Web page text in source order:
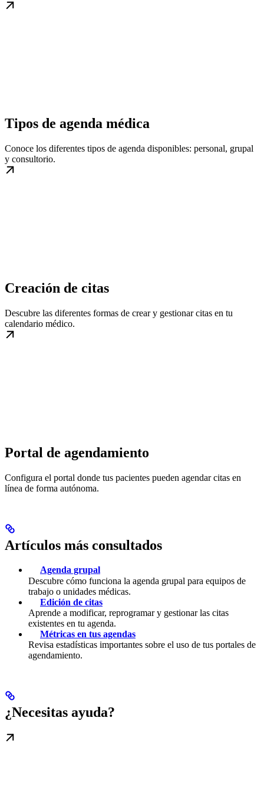
Tipos de agenda médica
Conoce los diferentes tipos de agenda disponibles: personal, grupal
y consultorio.
Creación de citas
Descubre las diferentes formas de crear y gestionar citas en tu
calendario médico.
Portal de agendamiento
Configura el portal donde tus pacientes pueden agendar citas en
línea de forma autónoma.
Artículos más consultados
Agenda grupal
Descubre cómo funciona la agenda grupal para equipos de
trabajo o unidades médicas.
Edición de citas
Aprende a modificar, reprogramar y gestionar las citas
existentes en tu agenda.
Métricas en tus agendas
Revisa estadísticas importantes sobre el uso de tus portales de
agendamiento.
¿Necesitas ayuda?